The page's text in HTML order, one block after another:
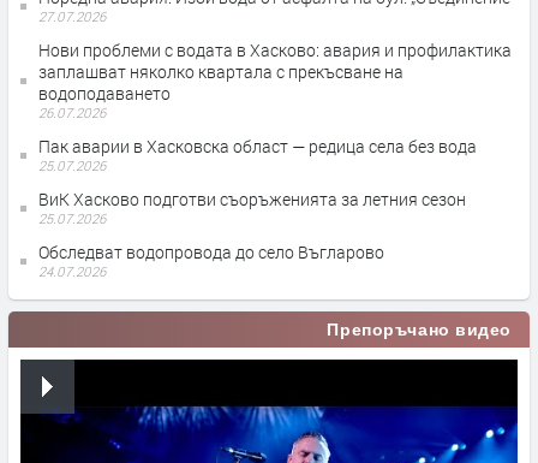
27.07.2026
Нови проблеми с водата в Хасково: авария и профилактика
заплашват няколко квартала с прекъсване на
водоподаването
26.07.2026
Пак аварии в Хасковска област — редица села без вода
25.07.2026
ВиК Хасково подготви съоръженията за летния сезон
25.07.2026
Обследват водопровода до село Въгларово
24.07.2026
Препоръчано видео